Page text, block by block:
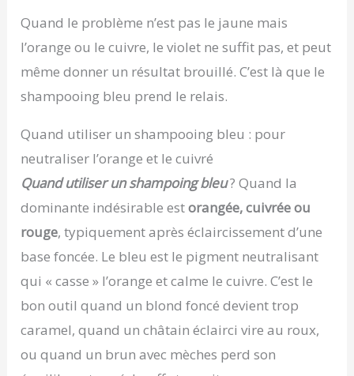
corrige immédiatement les reflets indésirables et
d'hydratation* et des cheveux 16 fois plus forts*,
tout en réduisant les dommages en surface de 61
cheveux mouillés, puis masser le cuir chevelu et
abondamment. Procéder à un deuxième
shampoing pour parfaire le lavage des longueurs
et pointes. DES SOINS CAPILLAIRES SUR-MESURE :
Kérastase crée des soins personnalisables pour
répondre aux besoins de chaque typologie de
cheveux grâce à des produits innovants adaptés à
chaque spécificité capillaire.
Quand le problème n’est pas le jaune mais
l’orange ou le cuivre, le violet ne suffit pas, et peut
même donner un résultat brouillé. C’est là que le
shampooing bleu prend le relais.
Quand utiliser un shampooing bleu : pour
neutraliser l’orange et le cuivré
Quand utiliser un shampoing bleu? Quand la
dominante indésirable estorangée, cuivrée ou
rouge, typiquement après éclaircissement d’une
base foncée. Le bleu est le pigment neutralisant
qui « casse » l’orange et calme le cuivre. C’est le
bon outil quand un blond foncé devient trop
caramel, quand un châtain éclairci vire au roux,
ou quand un brun avec mèches perd son